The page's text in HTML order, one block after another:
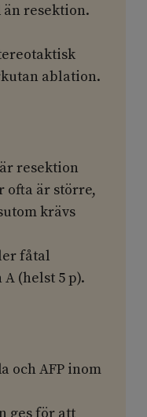
resektion.
ablation.
resektion
ofta är större,
krävs
fåtal
(helst 5 p).
och AFP inom
ges för att